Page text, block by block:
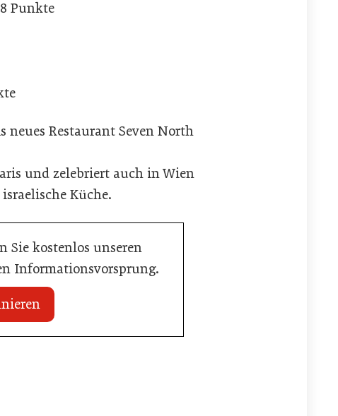
Punkte
neues Restaurant Seven North
und zelebriert auch in Wien
Küche.
Sie kostenlos unseren
Informationsvorsprung.